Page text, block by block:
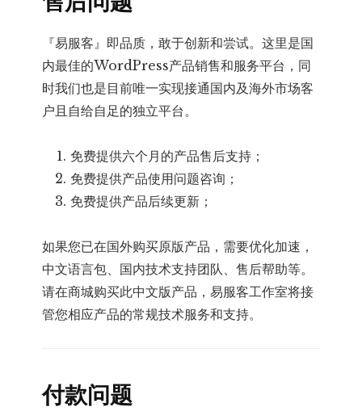
『易服客』即品质，敢于创新和尝试。这里是国
内最佳的WordPress产品销售和服务平台，同
时我们也是目前唯一实现接通国内及海外市场客
户且自给自足的独立平台。
免费提供六个月的产品售后支持；
免费提供产品使用问题咨询；
免费提供产品后续更新；
如果您已在国外购买原版产品，需要优化加速，
中文语言包、国内技术支持团队、售后帮助等。
请在商城购买此中文版产品，易服客工作室将接
管您相应产品的常规技术服务和支持。
付款问题